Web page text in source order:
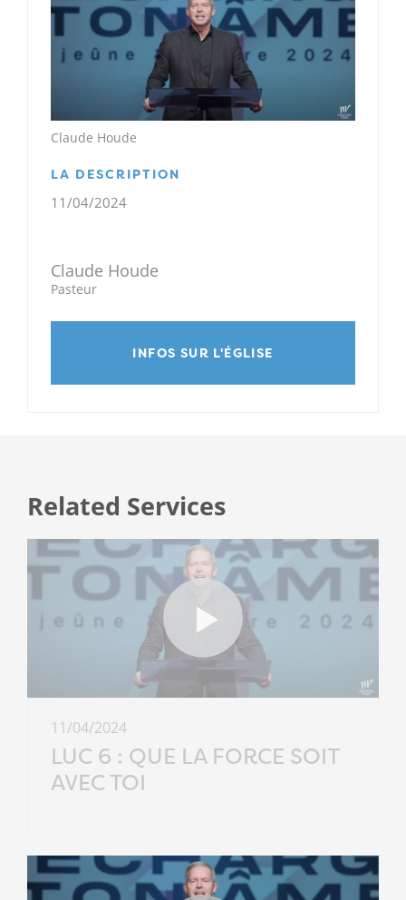
Claude Houde
LA DESCRIPTION
11/04/2024
Claude Houde
Pasteur
INFOS SUR L'ÉGLISE
Related Services
11/04/2024
LUC 6 : QUE LA FORCE SOIT
AVEC TOI